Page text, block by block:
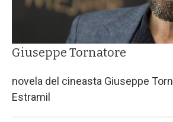
Giuseppe Tornatore
novela del cineasta Giuseppe
Estramil